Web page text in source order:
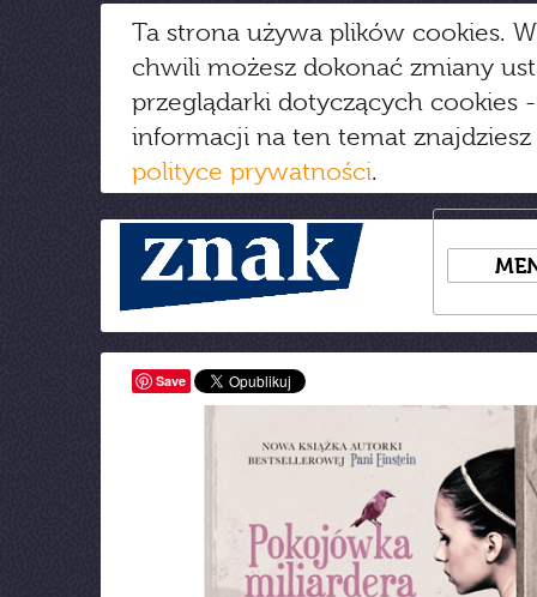
Ta strona używa plików cookies.
chwili możesz dokonać zmiany
przeglądarki dotyczących cookies
informacji na ten temat
polityce prywatności.
Save